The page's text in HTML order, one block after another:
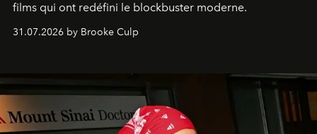
films qui ont redéfini le blockbuster moderne.
31.07.2026 by Brooke Culp